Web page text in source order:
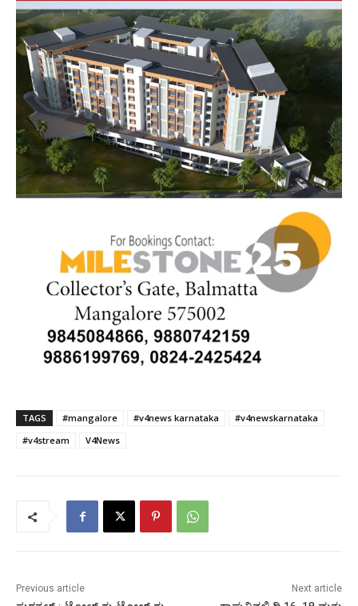
TAGS #mangalore #v4news karnataka
#v4newskarnataka
#v4stream
V4News
Previous article Next article